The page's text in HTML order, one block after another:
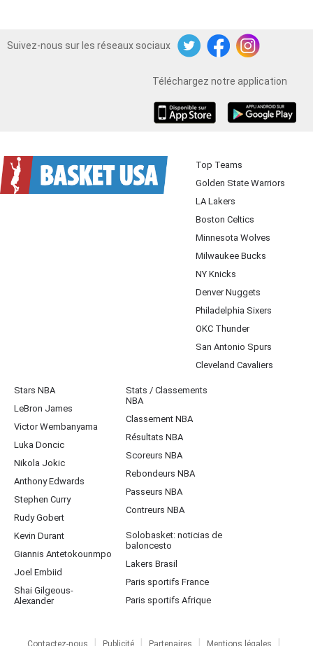
Suivez-nous sur les réseaux sociaux
TwitterFacebookInstagram
Téléchargez notre application
Top Teams
Golden State Warriors
LA Lakers
Boston Celtics
Minnesota Wolves
Milwaukee Bucks
NY Knicks
Denver Nuggets
Philadelphia Sixers
OKC Thunder
San Antonio Spurs
Cleveland Cavaliers
Stars NBA
LeBron James
Victor Wembanyama
Luka Doncic
Nikola Jokic
Anthony Edwards
Stephen Curry
Rudy Gobert
Kevin Durant
Giannis Antetokounmpo
Joel Embiid
Shai Gilgeous-
Alexander
Stats / Classements
NBA
Classement NBA
Résultats NBA
Scoreurs NBA
Rebondeurs NBA
Passeurs NBA
Contreurs NBA
Solobasket: noticias de
baloncesto
Lakers Brasil
Paris sportifs France
Paris sportifs Afrique
Contactez-nous Publicité Partenaires Mentions légales